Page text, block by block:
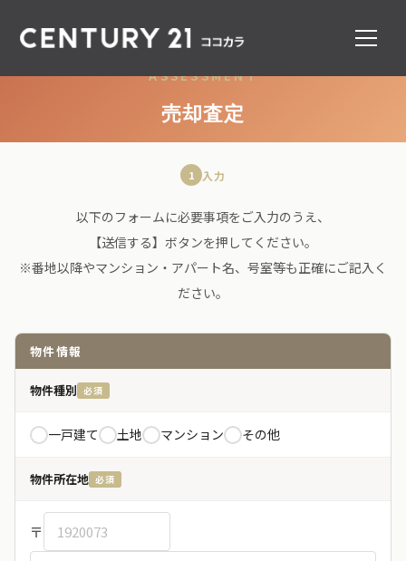
ASSESSMENT
売却査定
1 入力
以下のフォームに必要事項をご入力のうえ、
【送信する】ボタンを押してください。
※番地以降やマンション・アパート名、号室等も正確にご記入く
ださい。
物件情報
物件種別 必須
一戸建て 土地 マンション その他
物件所在地 必須
〒